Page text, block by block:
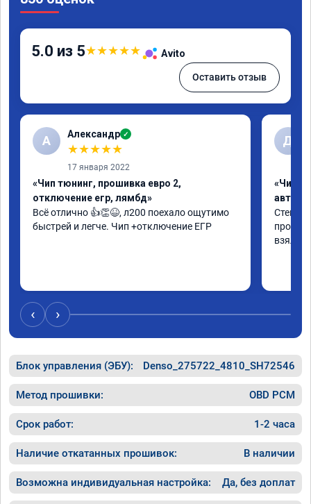
5.0 из 5★★★★★ Avito
Оставить отзыв
А Александр ✓
★★★★★
17 января 2022
«Чип тюнинг, прошивка евро 2,
отключение егр, лямбд»
Всё отлично 👍👏😆, л200 поехало ощутимо
быстрей и легче. Чип +отключение ЕГР
Д
«Чип
Стейдж
взяли
‹ ›
Блок управления (ЭБУ): Denso_275722_4810_SH72546
Метод прошивки: OBD PCM
Срок работ: 1-2 часа
Наличие откатанных прошивок: В наличии
Возможна индивидуальная настройка: Да, без доплат